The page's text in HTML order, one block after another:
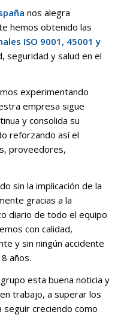
nos alegra
hemos obtenido las
ISO 9001, 45001 y
seguridad y salud en el
experimentando
empresa sigue
y consolida su
reforzando así el
proveedores,
sin la implicación de la
gracias a la
diario de todo el equipo
con calidad,
y sin ningún accidente
años.
esta buena noticia y
trabajo, a superar los
seguir creciendo como